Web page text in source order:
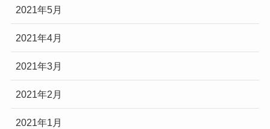
2021年5月
2021年4月
2021年3月
2021年2月
2021年1月